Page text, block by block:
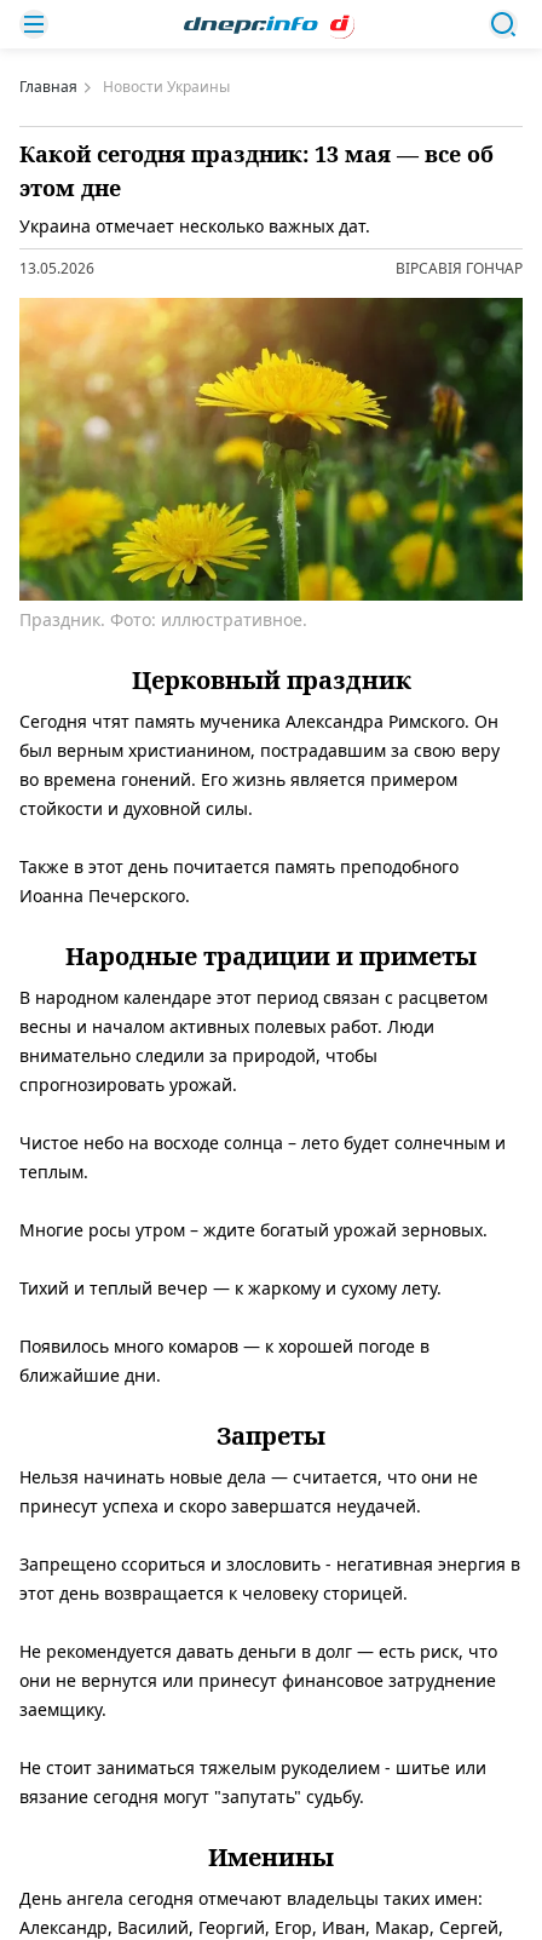
Главная Новости Украины
Какой сегодня праздник: 13 мая — все об
этом дне
Украина отмечает несколько важных дат.
13.05.2026 ВІРСАВІЯ ГОНЧАР
Праздник. Фото: иллюстративное.
Церковный праздник
Сегодня чтят память мученика Александра Римского. Он
был верным христианином, пострадавшим за свою веру
во времена гонений. Его жизнь является примером
стойкости и духовной силы.
Также в этот день почитается память преподобного
Иоанна Печерского.
Народные традиции и приметы
В народном календаре этот период связан с расцветом
весны и началом активных полевых работ. Люди
внимательно следили за природой, чтобы
спрогнозировать урожай.
Чистое небо на восходе солнца – лето будет солнечным и
теплым.
Многие росы утром – ждите богатый урожай зерновых.
Тихий и теплый вечер — к жаркому и сухому лету.
Появилось много комаров — к хорошей погоде в
ближайшие дни.
Запреты
Нельзя начинать новые дела — считается, что они не
принесут успеха и скоро завершатся неудачей.
Запрещено ссориться и злословить - негативная энергия в
этот день возвращается к человеку сторицей.
Не рекомендуется давать деньги в долг — есть риск, что
они не вернутся или принесут финансовое затруднение
заемщику.
Не стоит заниматься тяжелым рукоделием - шитье или
вязание сегодня могут "запутать" судьбу.
Именины
День ангела сегодня отмечают владельцы таких имен:
Александр, Василий, Георгий, Егор, Иван, Макар, Сергей,